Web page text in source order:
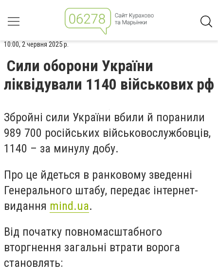
10:00, 2 червня 2025 р.
Сили оборони України
ліквідували 1140 військових рф
Збройні сили України вбили й поранили
989 700 російських військовослужбовців,
1140 – за минулу добу.
Про це йдеться в ранковому зведенні
Генерального штабу, передає інтернет-
видання mind.ua.
Від початку повномасштабного
вторгнення загальні втрати ворога
становлять: